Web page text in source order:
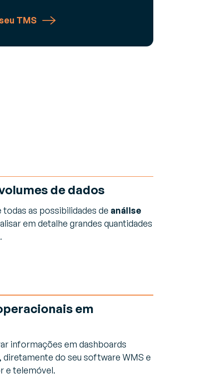
TMS
de dados
as possibilidades de análise
em detalhe grandes quantidades
em
informações em dashboards
diretamente do seu software WMS e
e telemóvel.